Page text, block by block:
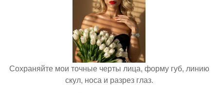
Сохраняйте мои точные черты лица, форму губ, линию
скул, носа и разрез глаз.